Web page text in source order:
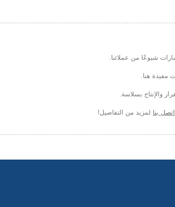
شيوعًا من عملائنا.
مفيدة هنا.
والإنتاج بسلاسة.
اتصل بنا لمزيد من التفاصيل!